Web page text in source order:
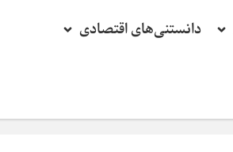
دانستنی‌های اقتصادی